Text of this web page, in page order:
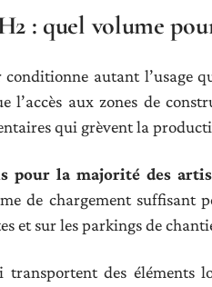
: quel volume
autant l’usage
aux zones de
qui grèvent la
pour la majorité des
de chargement suffisant
et sur les parkings de
des éléments